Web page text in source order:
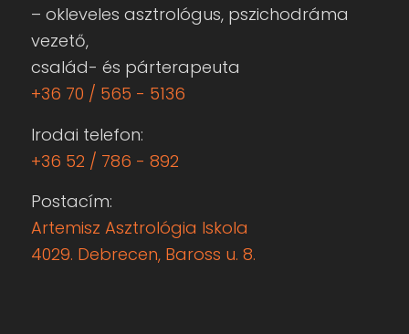
– okleveles asztrológus, pszichodráma
vezető,
család- és párterapeuta
+36 70 / 565 - 5136
Irodai telefon:
+36 52 / 786 - 892
Postacím:
Artemisz Asztrológia Iskola
4029. Debrecen, Baross u. 8.